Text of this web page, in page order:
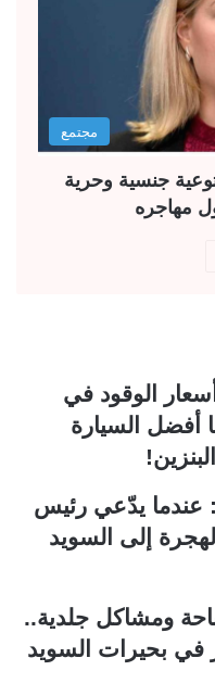
مجتمع
جنسية وحرية
مهاجره
ل
س
الوقود في
أفضل السيارة
عندما يدّعي رئيس
إلى السويد
ومشاكل جلدية..
في بحيرات السويد